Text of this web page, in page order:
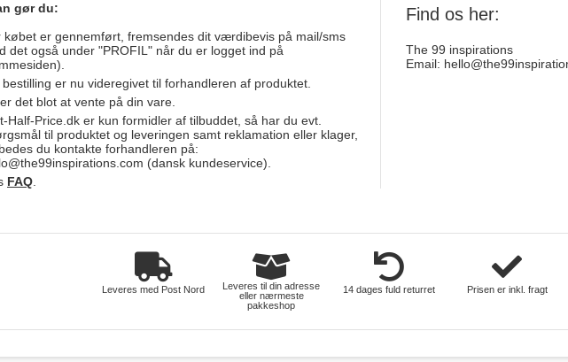
gør du:
købet er gennemført, fremsendes dit værdibevis på mail/sms
det også under "PROFIL" når du er logget ind på
bestilling er nu videregivet til forhandleren af produktet.
det blot at vente på din vare.
Half-Price.dk er kun formidler af tilbuddet, så har du evt.
til produktet og leveringen samt reklamation eller klager,
du kontakte forhandleren på:
(dansk kundeservice).
FAQ
Find os her:
The 99 inspirations
Email:
Leveres med Post Nord
Leveres til din adresse
eller nærmeste
pakkeshop
14 dages fuld returret Prisen er inkl. fragt